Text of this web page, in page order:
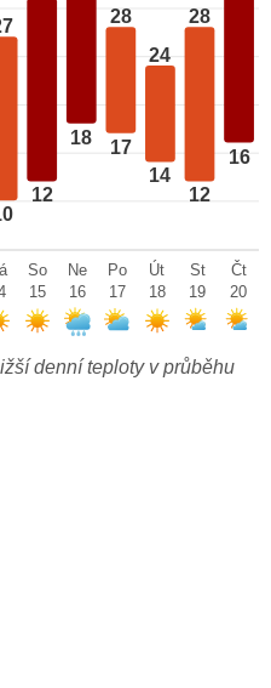
12
18
28
17
24
14
28
12
16
So
15
Ne
16
Po
17
Út
18
St
19
Čt
20
denní teploty v průběhu